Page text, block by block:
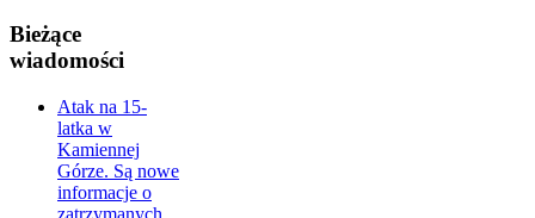
Bieżące
wiadomości
Atak na 15-
latka w
Kamiennej
Górze. Są nowe
informacje o
zatrzymanych